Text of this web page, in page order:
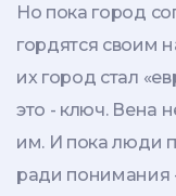
Но пока город
гордятся своим
их город стал
это - ключ. Вена
им. И пока люди
ради понимания